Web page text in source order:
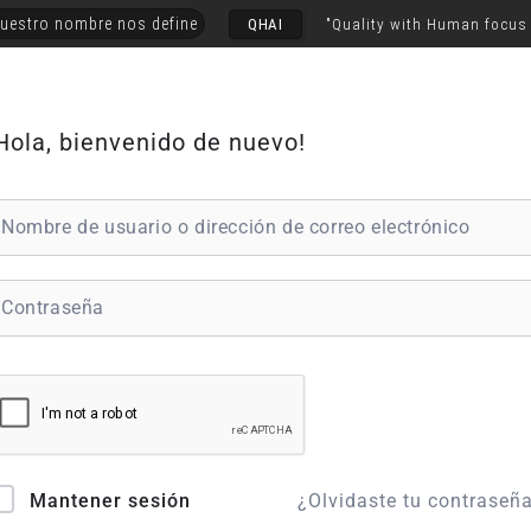
nombre nos define QHAI "Quality with Human focus
bienvenido de nuevo!
Mantener sesión ¿Olvidaste tu